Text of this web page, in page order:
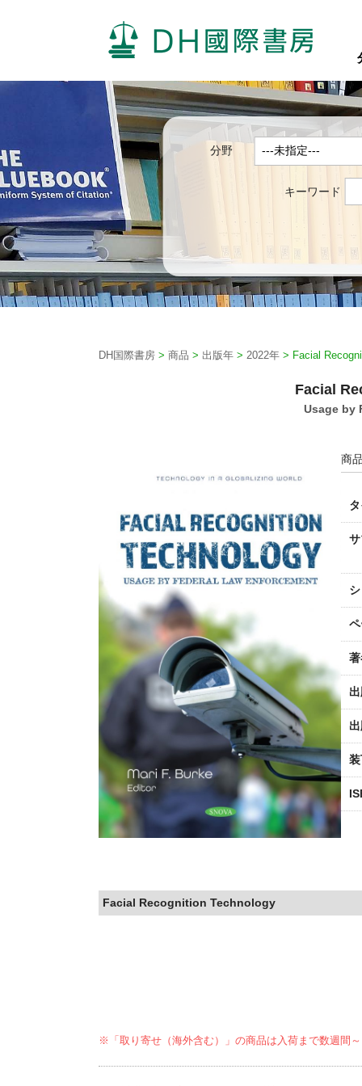
分野
キーワード
DH国際書房 > 商品 > 出版年 > 2022年 > Facial
Facial
Usage by
商
Facial Recognition Technology
※「取り寄せ（海外含む）」の商品は入荷まで数週間